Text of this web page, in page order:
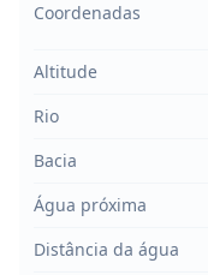
Coordenadas
Altitude
Rio
Bacia
Água próxima
Distância da água